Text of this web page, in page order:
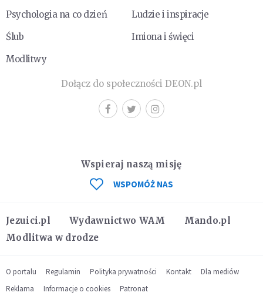
Psychologia na co dzień
Ludzie i inspiracje
Ślub
Imiona i święci
Modlitwy
Dołącz do społeczności DEON.pl
Jezuici.pl Wydawnictwo WAM
Mando.pl
Modlitwa w drodze
Wspieraj naszą misję
WSPOMÓŻ NAS
O portalu Regulamin Polityka prywatności Kontakt
Dla mediów
Reklama
Informacje o cookies Patronat